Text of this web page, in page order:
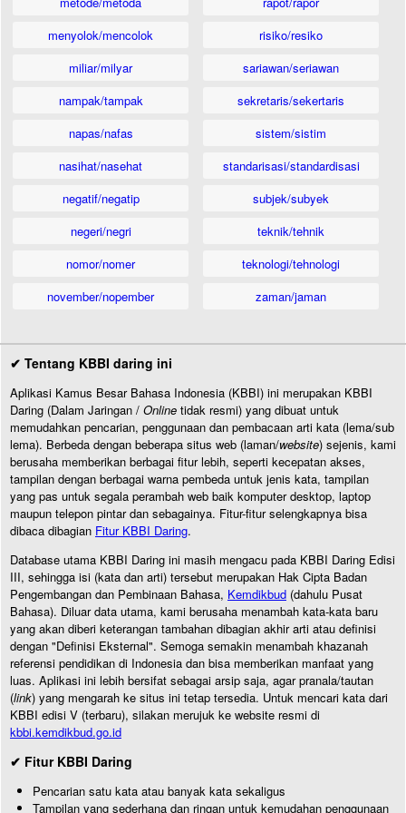
menyolok/mencolok
miliar/milyar
nampak/tampak
napas/nafas
nasihat/nasehat
negatif/negatip
negeri/negri
nomor/nomer
november/nopember
risiko/resiko
sariawan/seriawan
sekretaris/sekertaris
sistem/sistim
standarisasi/standardisasi
subjek/subyek
teknik/tehnik
teknologi/tehnologi
zaman/jaman
✔ Tentang KBBI daring ini
Aplikasi Kamus Besar Bahasa Indonesia (KBBI) ini merupakan KBBI
Daring (Dalam Jaringan / Online tidak resmi) yang dibuat untuk
memudahkan pencarian, penggunaan dan pembacaan arti kata (lema/sub
lema). Berbeda dengan beberapa situs web (laman/website) sejenis, kami
berusaha memberikan berbagai fitur lebih, seperti kecepatan akses,
tampilan dengan berbagai warna pembeda untuk jenis kata, tampilan
yang pas untuk segala perambah web baik komputer desktop, laptop
maupun telepon pintar dan sebagainya. Fitur-fitur selengkapnya bisa
dibaca dibagian Fitur KBBI Daring.
Database utama KBBI Daring ini masih mengacu pada KBBI Daring Edisi
III, sehingga isi (kata dan arti) tersebut merupakan Hak Cipta Badan
Pengembangan dan Pembinaan Bahasa, Kemdikbud (dahulu Pusat
Bahasa). Diluar data utama, kami berusaha menambah kata-kata baru
yang akan diberi keterangan tambahan dibagian akhir arti atau definisi
dengan "Definisi Eksternal". Semoga semakin menambah khazanah
referensi pendidikan di Indonesia dan bisa memberikan manfaat yang
luas. Aplikasi ini lebih bersifat sebagai arsip saja, agar pranala/tautan
(link) yang mengarah ke situs ini tetap tersedia. Untuk mencari kata dari
KBBI edisi V (terbaru), silakan merujuk ke website resmi di
kbbi.kemdikbud.go.id
✔ Fitur KBBI Daring
Pencarian satu kata atau banyak kata sekaligus
Tampilan yang sederhana dan ringan untuk kemudahan penggunaan